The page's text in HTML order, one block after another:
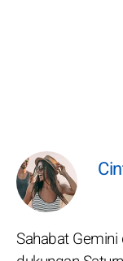
Sahabat